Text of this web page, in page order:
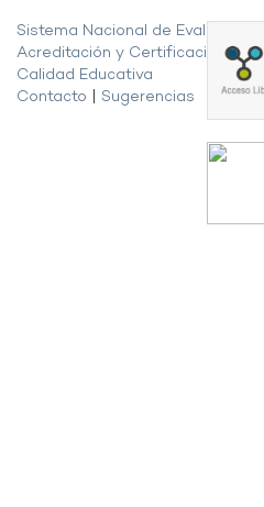
Sistema Nacional de Evaluación,
Acreditación y Certificación de la
Calidad Educativa
Contacto
Sugerencias